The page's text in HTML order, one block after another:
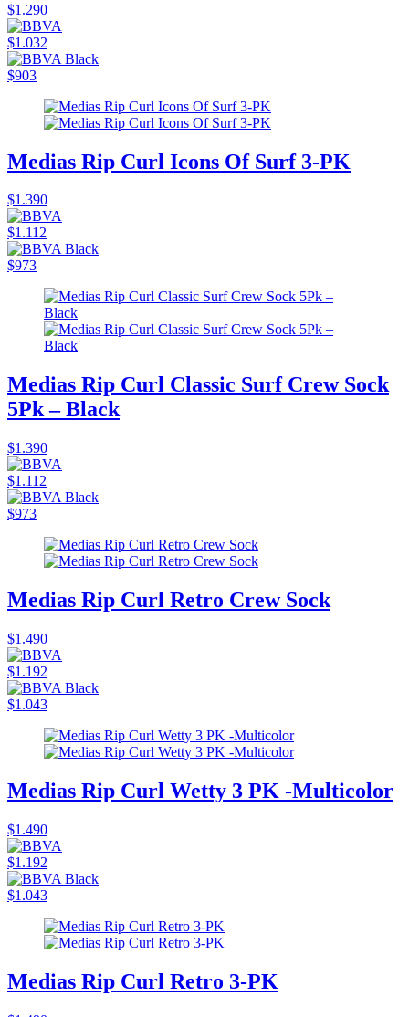
$1.290
$1.032
$903
Medias Rip Curl Icons Of Surf 3-PK
$1.390
$1.112
$973
Medias Rip Curl Classic Surf Crew Sock
5Pk – Black
$1.390
$1.112
$973
Medias Rip Curl Retro Crew Sock
$1.490
$1.192
$1.043
Medias Rip Curl Wetty 3 PK -Multicolor
$1.490
$1.192
$1.043
Medias Rip Curl Retro 3-PK